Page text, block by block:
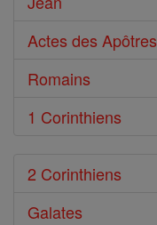
Actes des Apôtres
Romains
1 Corinthiens
2 Corinthiens
Galates